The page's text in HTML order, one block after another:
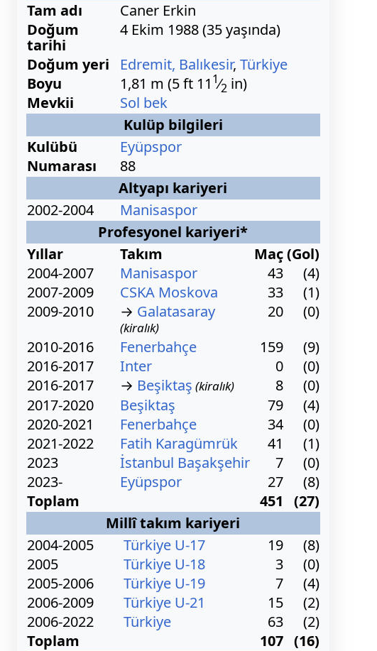
Tam adı
Caner Erkin
Doğum
tarihi
4 Ekim 1988(35 yaşında)
Doğum yeri
Edremit, Balıkesir, Türkiye
Boyu
1,81 m (5 ft 11+
1⁄2 in)
Mevkii
Sol bek
Kulüp bilgileri
Kulübü
Eyüpspor
Numarası
88
Altyapı kariyeri
2002-2004
Manisaspor
Profesyonel kariyeri*
Yıllar
Takım Maç(Gol)
2004-2007
Manisaspor 43
(4)
2007-2009
CSKA Moskova 33
(1)
2009-2010
→ Galatasaray
(kiralık)
20
(0)
2010-2016
Fenerbahçe 159
(9)
2016-2017
Inter 0
(0)
2016-2017
→ Beşiktaş (kiralık) 8
(0)
2017-2020
Beşiktaş 79
(4)
2020-2021
Fenerbahçe 34
(0)
2021-2022
Fatih Karagümrük 41
(1)
2023
İstanbul Başakşehir 7
(0)
2023-
Eyüpspor 27
(8)
Toplam
451
(27)
Millî takım kariyeri
2004-2005
Türkiye U-17 19
(8)
2005
Türkiye U-18 3
(0)
2005-2006
Türkiye U-19 7
(4)
2006-2009
Türkiye U-21 15
(2)
2006-2022
Türkiye 63
(2)
Toplam
107 (16)